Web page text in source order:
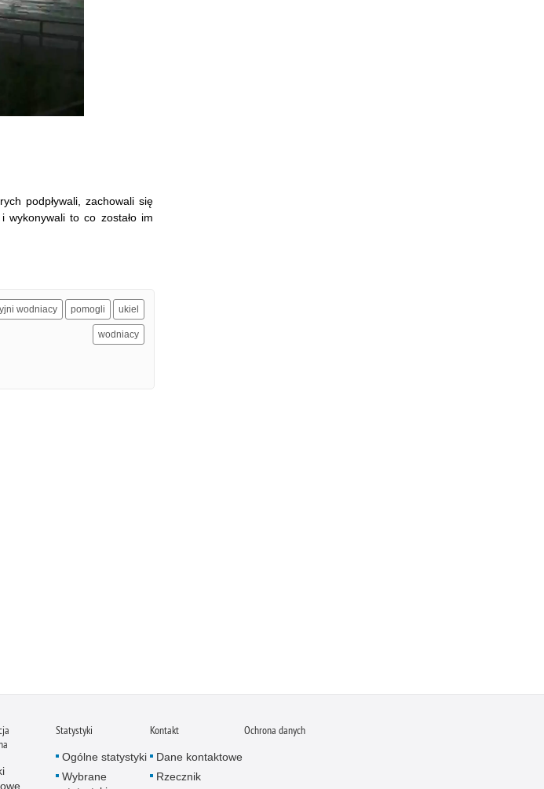
podpływali, zachowali się
wykonywali to co zostało im
wodniacy pomogli ukiel
wodniacy
Statystyki
Ogólne statystyki
Wybrane
Kontakt
Dane kontaktowe
Rzecznik
Ochrona danych